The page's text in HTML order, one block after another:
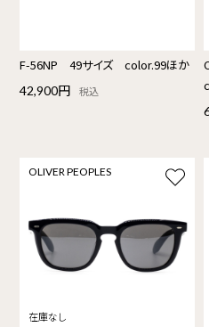
F-56NP 49サイズ color.99ほか
42,900円 税込
OLIVER PEOPLES